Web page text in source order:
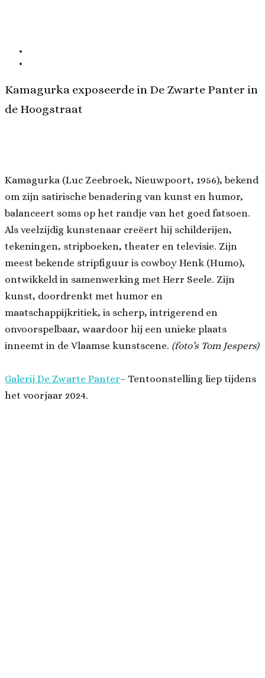
Kamagurka exposeerde in De Zwarte Panter in
de Hoogstraat
Kamagurka (Luc Zeebroek, Nieuwpoort, 1956), bekend
om zijn satirische benadering van kunst en humor,
balanceert soms op het randje van het goed fatsoen.
Als veelzijdig kunstenaar creëert hij schilderijen,
tekeningen, stripboeken, theater en televisie. Zijn
meest bekende stripfiguur is cowboy Henk (Humo),
ontwikkeld in samenwerking met Herr Seele. Zijn
kunst, doordrenkt met humor en
maatschappijkritiek, is scherp, intrigerend en
onvoorspelbaar, waardoor hij een unieke plaats
inneemt in de Vlaamse kunstscene. (foto’s Tom Jespers)
Galerij De Zwarte Panter– Tentoonstelling liep tijdens
het voorjaar 2024.